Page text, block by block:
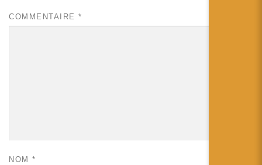
COMMENTAIRE *
NOM *